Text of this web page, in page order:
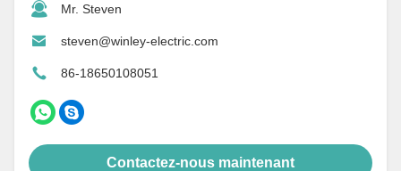
Mr. Steven
steven@winley-electric.com
86-18650108051
Contactez-nous maintenant